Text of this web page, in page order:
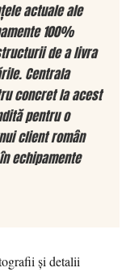
actuale ale
100%
de a livra
Centrala
concret la acest
pentru o
client român
echipamente
și detalii